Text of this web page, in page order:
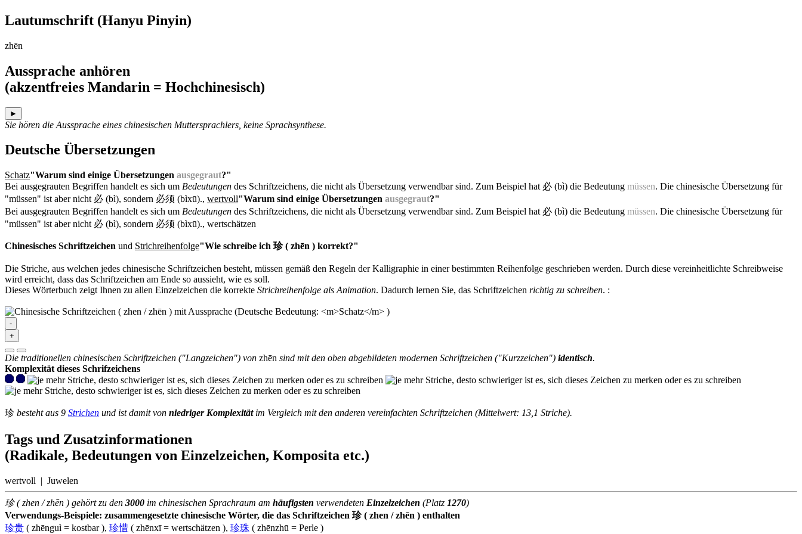
Lautumschrift (Hanyu Pinyin)
zhēn
Aussprache anhören
(akzentfreies Mandarin = Hochchinesisch)
►
Sie hören die Aussprache eines chinesischen Muttersprachlers, keine Sprachsynthese.
Deutsche Übersetzungen
Schatz"Warum sind einige Übersetzungen ausgegraut?"
Bei ausgegrauten Begriffen handelt es sich um Bedeutungen des Schriftzeichens, die nicht als Übersetzung verwendbar sind. Zum Beispiel hat 必 (bì) die Bedeutung müssen. Die chinesische Übersetzung für
"müssen" ist aber nicht 必 (bì), sondern 必须 (bìxū)., wertvoll"Warum sind einige Übersetzungen ausgegraut?"
Bei ausgegrauten Begriffen handelt es sich um Bedeutungen des Schriftzeichens, die nicht als Übersetzung verwendbar sind. Zum Beispiel hat 必 (bì) die Bedeutung müssen. Die chinesische Übersetzung für
"müssen" ist aber nicht 必 (bì), sondern 必须 (bìxū)., wertschätzen
Chinesisches Schriftzeichen und Strichreihenfolge"Wie schreibe ich 珍 ( zhēn ) korrekt?"
Die Striche, aus welchen jedes chinesische Schriftzeichen besteht, müssen gemäß den Regeln der Kalligraphie in einer bestimmten Reihenfolge geschrieben werden. Durch diese vereinheitlichte Schreibweise
wird erreicht, dass das Schriftzeichen am Ende so aussieht, wie es soll.
Dieses Wörterbuch zeigt Ihnen zu allen Einzelzeichen die korrekte Strichreihenfolge als Animation. Dadurch lernen Sie, das Schriftzeichen richtig zu schreiben. :
-
+
Die traditionellen chinesischen Schriftzeichen ("Langzeichen") von zhēn sind mit den oben abgebildeten modernen Schriftzeichen ("Kurzzeichen") identisch.
Komplexität dieses Schrifzeichens
珍 besteht aus 9 Strichen und ist damit von niedriger Komplexitätim Vergleich mit den anderen vereinfachten Schriftzeichen (Mittelwert: 13,1 Striche).
Tags und Zusatzinformationen
(Radikale, Bedeutungen von Einzelzeichen, Komposita etc.)
wertvoll | Juwelen
珍 ( zhen / zhēn ) gehört zu den 3000 im chinesischen Sprachraum am häufigsten verwendeten Einzelzeichen (Platz 1270)
Verwendungs-Beispiele: zusammengesetzte chinesische Wörter, die das Schriftzeichen 珍 ( zhen / zhēn ) enthalten
珍贵 ( zhēnguì = kostbar ), 珍惜 ( zhēnxī = wertschätzen ), 珍珠 ( zhēnzhū = Perle )